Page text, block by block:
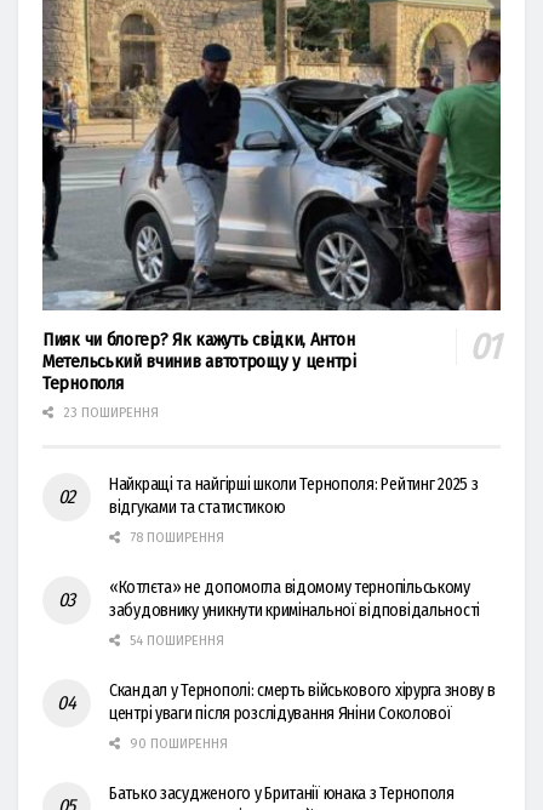
Пияк чи блогер? Як кажуть свідки, Антон
Метельський вчинив автотрощу у центрі
Тернополя
23 ПОШИРЕННЯ
Найкращі та найгірші школи Тернополя: Рейтинг 2025 з
відгуками та статистикою
78 ПОШИРЕННЯ
«Котлєта» не допомогла відомому тернопільському
забудовнику уникнути кримінальної відповідальності
54 ПОШИРЕННЯ
Скандал у Тернополі: смерть військового хірурга знову в
центрі уваги після розслідування Яніни Соколової
90 ПОШИРЕННЯ
Батько засудженого у Британії юнака з Тернополя